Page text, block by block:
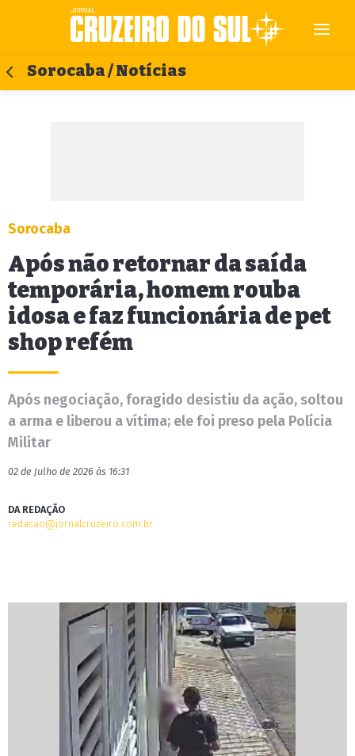
Sorocaba / Notícias
Sorocaba
Após não retornar da saída
temporária, homem rouba
idosa e faz funcionária de pet
shop refém
Após negociação, foragido desistiu da ação, soltou
a arma e liberou a vítima; ele foi preso pela Polícia
Militar
02 de Julho de 2026 às 16:31
DA REDAÇÃO
redacao@jornalcruzeiro.com.br